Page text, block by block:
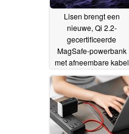
Lisen brengt een
nieuwe, Qi 2.2-
gecertificeerde
MagSafe-powerbank
met afneembare kabel
op de markt02-07-2026